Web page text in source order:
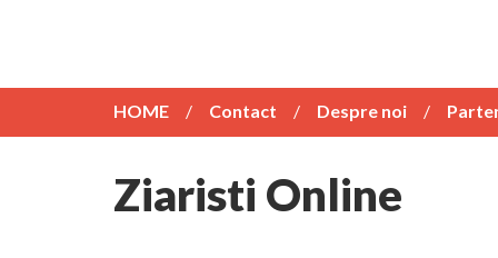
HOME Contact Despre noi
Ziaristi Online